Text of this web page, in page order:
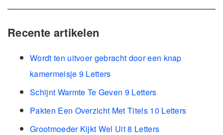
Recente artikelen
Wordt ten uitvoer gebracht door een knap
kamermeisje 9 Letters
Schijnt Warmte Te Geven 9 Letters
Pakten Een Overzicht Met Titels 10 Letters
Grootmoeder Kijkt Wel Uit 8 Letters